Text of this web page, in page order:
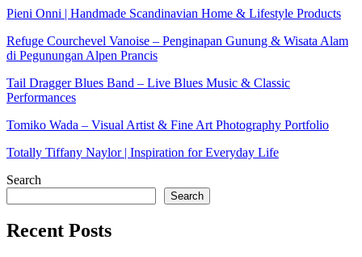
Pieni Onni | Handmade Scandinavian Home & Lifestyle Products
Refuge Courchevel Vanoise – Penginapan Gunung & Wisata Alam
di Pegunungan Alpen Prancis
Tail Dragger Blues Band – Live Blues Music & Classic
Performances
Tomiko Wada – Visual Artist & Fine Art Photography Portfolio
Totally Tiffany Naylor | Inspiration for Everyday Life
Search
Search
Recent Posts